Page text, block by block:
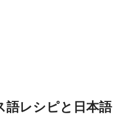
語レシピと日本語